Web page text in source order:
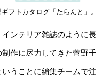
フトカタログ「たらんと」
インテリア雑誌のよう
作に尽力してきた菅野
うことに編集チームで